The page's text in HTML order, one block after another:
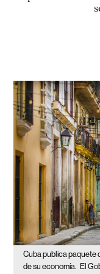
Cuba publica paquete
de su economía. El